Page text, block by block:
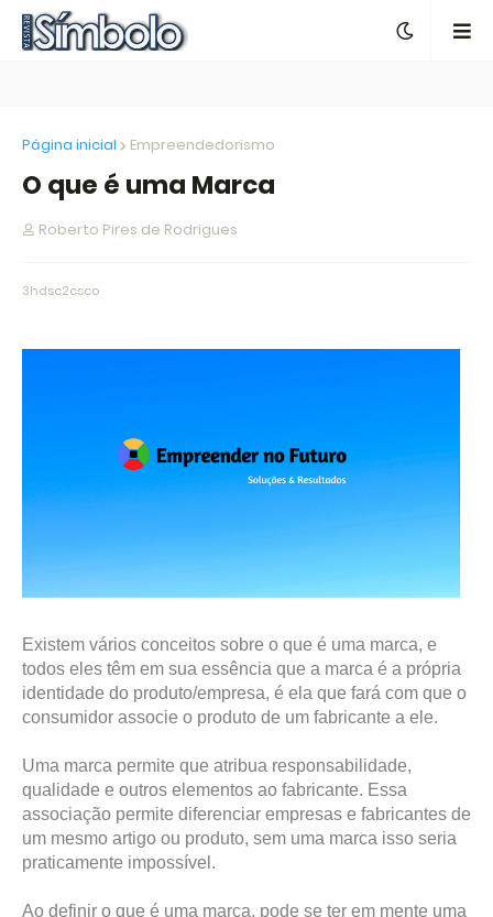
Página inicial Empreendedorismo
O que é uma Marca
Roberto Pires de Rodrigues
3hdsc2csco
Existem vários conceitos sobre o que é uma marca, e
todos eles têm em sua essência que a marca é a própria
identidade do produto/empresa, é ela que fará com que o
consumidor associe o produto de um fabricante a ele.
Uma marca permite que atribua responsabilidade,
qualidade e outros elementos ao fabricante. Essa
associação permite diferenciar empresas e fabricantes de
um mesmo artigo ou produto, sem uma marca isso seria
praticamente impossível.
Ao definir o que é uma marca, pode se ter em mente uma